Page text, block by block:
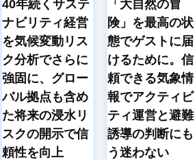
40年続くサステ
ナビリティ経営
を気候変動リス
ク分析でさらに
強固に、グロー
バル拠点も含め
た将来の浸水リ
スクの開示で信
頼性を向上
「大自然の冒
険」を最高の状
態でゲストに届
けるために。信
頼できる気象情
報でアクティビ
ティ運営と避難
誘導の判断にも
う迷わない